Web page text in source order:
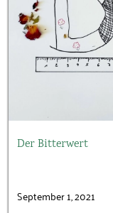
Der Bitterwert
September 1, 2021